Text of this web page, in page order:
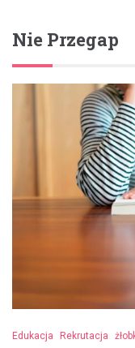
Nie Przegap
Edukacja Rekrutacja